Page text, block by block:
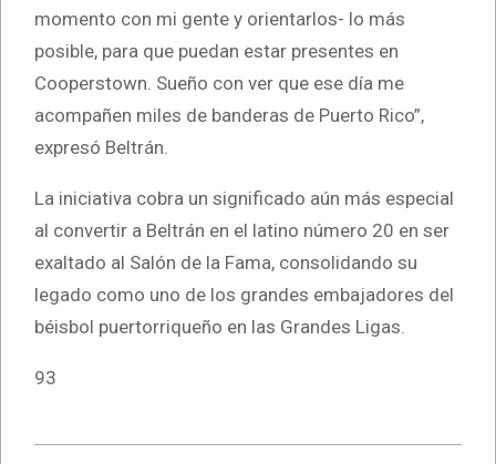
momento con mi gente y orientarlos- lo más
posible, para que puedan estar presentes en
Cooperstown. Sueño con ver que ese día me
acompañen miles de banderas de Puerto Rico”,
expresó Beltrán.
La iniciativa cobra un significado aún más especial
al convertir a Beltrán en el latino número 20 en ser
exaltado al Salón de la Fama, consolidando su
legado como uno de los grandes embajadores del
béisbol puertorriqueño en las Grandes Ligas.
93